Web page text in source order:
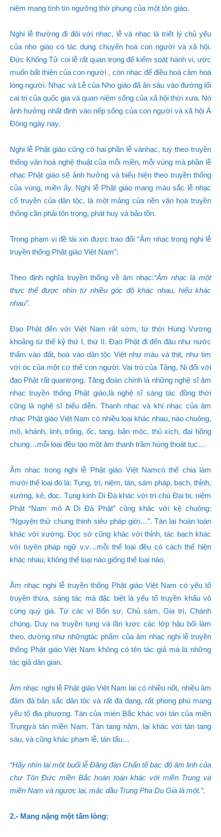
niệm mang tính tín ngưỡng thờ phụng của một tôn giáo.
Nghi lễ thường đi đôi với nhạc, lễ và nhạc là triết lý chủ yếu
của nho giáo có tác dụng chuyển hoá con người và xã hội.
Đức Khổng Tử coi lễ rất quan trọng để kiểm soát hành vi, ước
muốn bất thiện của con người , còn nhạc để điều hoà cảm hoá
lòng người. Nhạc và Lễ của Nho giáo đã ăn sâu vào đường lối
cai trị của quốc gia và quan niệm sống của xã hội thời xưa. Nó
ảnh hưởng nhất định vào nếp sống của con người và xã hội Á
Đông ngày nay.
Nghi lễ Phật giáo cũng có hai phần lễ vànhạc, tuỳ theo truyền
thống văn hoá nghệ thuật của mỗi miền, mỗi vùng mà phần lễ
nhạc Phật giáo sẽ ảnh hưởng và biểu hiện theo truyền thống
của vùng, miền ấy. Nghi lễ Phật giáo mang màu sắc lễ nhạc
cổ truyền của dân tộc, là một mảng của nền văn hoá truyền
thống cần phải tôn trọng, phát huy và bảo tồn.
Trong phạm vi đề tài xin được trao đổi “Âm nhạc trong nghi lễ
truyền thống Phật giáo Việt Nam”:
Theo định nghĩa truyền thống về âm nhạc:“Âm nhạc là một
thực thể được nhìn từ nhiều góc độ khác nhau, hiểu khác
nhau”.
Đạo Phật đến với Việt Nam rất sớm, từ thời Hùng Vương
khoảng từ thế kỷ thứ I, thứ II. Đạo Phật đi đến đâu như nước
thấm vào đất, hoà vào dân tộc Việt như máu và thịt, như tim
với óc của một cơ thể con người. Vai trò của Tăng, Ni đối với
đạo Phật rất quantrọng. Tăng đoàn chính là những nghệ sĩ âm
nhạc truyền thống Phật giáo,là nghệ sĩ sáng tác đồng thời
cũng là nghệ sĩ biểu diễn. Thanh nhạc và khí nhạc của âm
nhạc Phật giáo Việt Nam có nhiều loại khác nhau, nào chuông,
mõ, khánh, linh, trống, ốc, tang, bản mộc, thủ xích, đại hồng
chung…mỗi loại đều tạo một âm thanh trầm hùng thoát tục…
Âm nhạc trong nghi lễ Phật giáo Việt Namcó thể chia làm
mười thể loại đó là: Tụng, trì, niệm, tán, sám pháp, bạch, thỉnh,
xướng, kệ, đọc. Tụng kinh Di Đà khác với trì chú Đại bi, niệm
Phật “Nam mô A Di Đà Phật” cũng khác với kệ chuông:
“Nguyện thử chung thinh siêu pháp giới…”. Tán lại hoàn toàn
khác với xướng. Đọc sớ cũng khác với thỉnh, tác bạch khác
với tuyên pháp ngữ v.v…mỗi thể loại đều có cách thể hiện
khác nhau, không thể loại nào giống thể loại nào.
Âm nhạc nghi lễ truyền thống Phật giáo Việt Nam có yếu tố
truyền thừa, sáng tác mà đặc biệt là yếu tố truyền khẩu vô
cùng quý giá. Từ các vị Bổn sư, Chủ sám, Gia trì, Chánh
chúng, Duy na truyền tụng và lần lược các lớp hậu bối làm
theo, dường như nhữngtác phẩm của âm nhạc nghi lễ truyền
thống Phật giáo Việt Nam không có tên tác giả mà là những
tác giả dân gian.
Âm nhạc nghi lễ Phật giáo Việt Nam lại có nhiều nốt, nhiều âm
đậm đà bản sắc dân tộc và rất đa dạng, rất phong phú mang
yếu tố địa phương. Tán của mièn Bắc khác với tán của miền
Trungvà tán miền Nam. Tán tang năm, lại khác với tán tang
sáu, và cũng khác phạm lễ, tán tẩu…
“Hãy nhìn lại một buổi lễ Đăng đàn Chẩn tế bạc độ âm linh của
chư Tôn Đức miền Bắc hoàn toàn khác với miền Trung và
miền Nam và ngược lại, mặc dầu Trung Pha Du Già là một.”,
2.- Mang nặng một tấm lòng: